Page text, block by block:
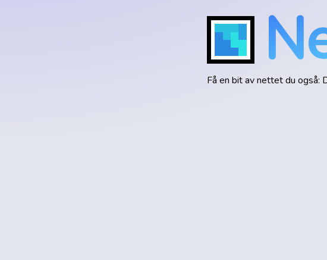
Få en bit av nettet du også: